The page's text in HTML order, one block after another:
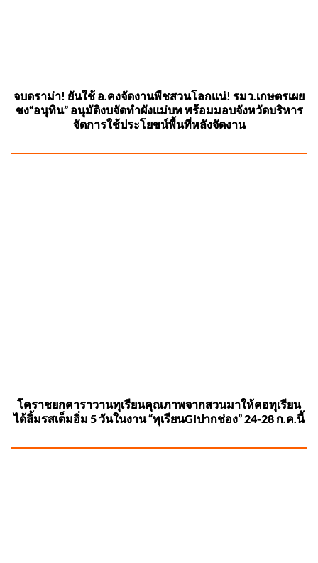
จบดราม่า! ยันใช้ อ.คงจัดงานพืชสวนโลกแน่! รมว.เกษตรเผย
ชง“อนุทิน” อนุมัติงบจัดทำผังแม่บท พร้อมมอบจังหวัดบริหาร
จัดการใช้ประโยชน์พื้นที่หลังจัดงาน
โคราชยกคาราวานทุเรียนคุณภาพจากสวนมาให้คอทุเรียน
ได้ลิ้มรสเต็มอิ่ม 5 วันในงาน “ทุเรียนGIปากช่อง” 24-28 ก.ค.นี้